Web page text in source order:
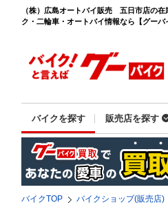
（株）広島オートバイ販売 五日市店の
ク・二輪車・オートバイ情報なら【グーバ
バイクを探す 販売店を探す
バイクTOP バイクショップ(販売店)